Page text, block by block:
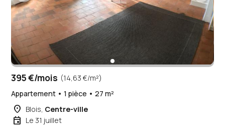
395 €/mois (14,63 €/m²)
Appartement • 1 pièce • 27 m²
place Blois, Centre-ville
event Le 31 juillet